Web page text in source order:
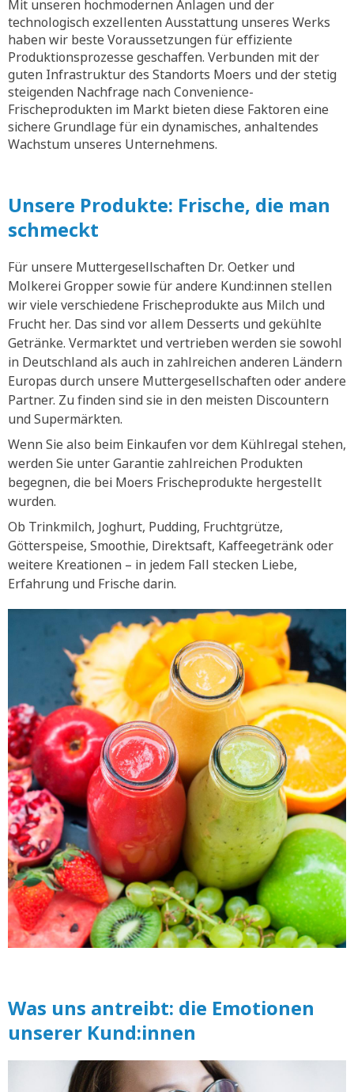
Mit unseren hochmodernen Anlagen und der
technologisch exzellenten Ausstattung unseres Werks
haben wir beste Voraussetzungen für effiziente
Produktionsprozesse geschaffen. Verbunden mit der
guten Infrastruktur des Standorts Moers und der stetig
steigenden Nachfrage nach Convenience-
Frischeprodukten im Markt bieten diese Faktoren eine
sichere Grundlage für ein dynamisches, anhaltendes
Wachstum unseres Unternehmens.
Unsere Produkte: Frische, die man
schmeckt
Für unsere Muttergesellschaften Dr. Oetker und
Molkerei Gropper sowie für andere Kund:innen stellen
wir viele verschiedene Frischeprodukte aus Milch und
Frucht her. Das sind vor allem Desserts und gekühlte
Getränke. Vermarktet und vertrieben werden sie sowohl
in Deutschland als auch in zahlreichen anderen Ländern
Europas durch unsere Muttergesellschaften oder andere
Partner. Zu finden sind sie in den meisten Discountern
und Supermärkten.
Wenn Sie also beim Einkaufen vor dem Kühlregal stehen,
werden Sie unter Garantie zahlreichen Produkten
begegnen, die bei Moers Frischeprodukte hergestellt
wurden.
Ob Trinkmilch, Joghurt, Pudding, Fruchtgrütze,
Götterspeise, Smoothie, Direktsaft, Kaffeegetränk oder
weitere Kreationen – in jedem Fall stecken Liebe,
Erfahrung und Frische darin.
Was uns antreibt: die Emotionen
unserer Kund:innen